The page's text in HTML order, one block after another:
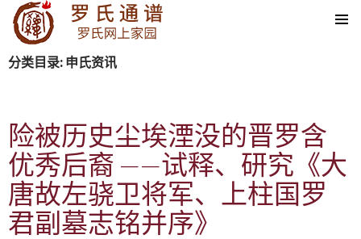
SKIP TO CONTENT
分类目录: 申氏资讯
险被历史尘埃湮没的晋罗含
优秀后裔 ——试释、研究《大
唐故左骁卫将军、上柱国罗
君副墓志铭并序》